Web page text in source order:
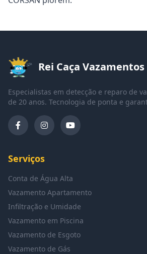
Rei Caça Vazamentos
Especialistas em detecção e reparo de
de 20 anos. Tecnologia de ponta e
Serviços
Conta de Água Alta
Vazamento Apartamento
Infiltração e Umidade
Vazamento em Piscina
Vazamento de Esgoto
Vazamento de Gás